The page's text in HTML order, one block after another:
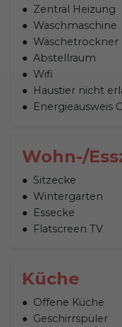
Zentral Heizung
Waschmaschine
Wäschetrockner
Abstellraum
Wifi
Haustier nicht
Energieausweis C
Wohn-/
Sitzecke
Wintergarten
Essecke
Flatscreen TV
Küche
Offene Küche
Geschirrspüler